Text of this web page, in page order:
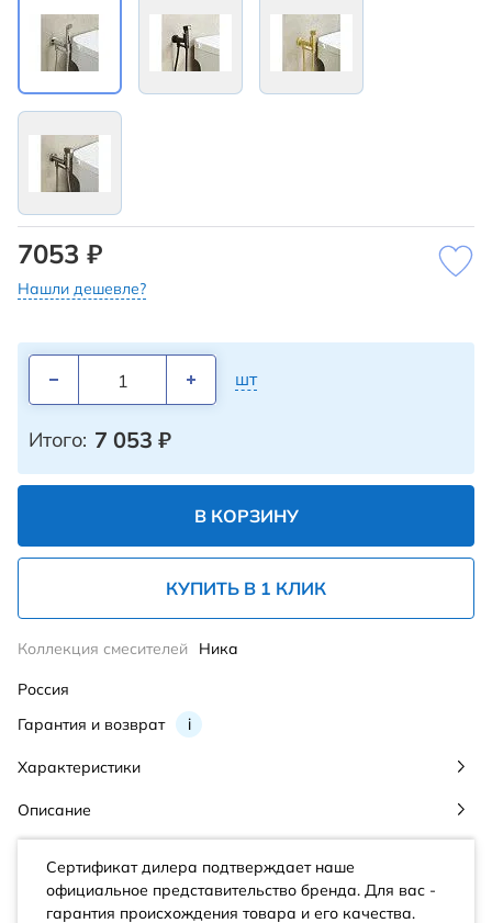
7053 ₽
Нашли дешевле?
шт
Итого: 7 053 ₽
В КОРЗИНУ
КУПИТЬ В 1 КЛИК
Гарантия и возврат i
Коллекция смесителей Ника
Россия
Характеристики
Описание
Сертификат дилера подтверждает наше
официальное представительство бренда. Для вас -
гарантия происхождения товара и его качества.